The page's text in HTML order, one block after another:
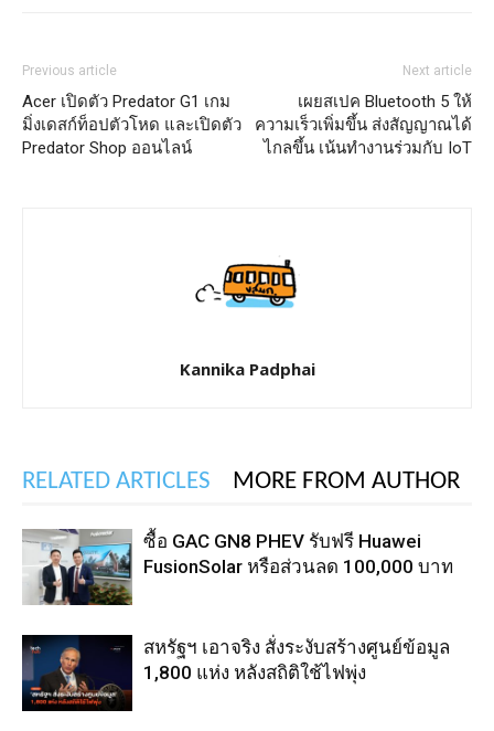
Previous article
Acer เปิดตัว Predator G1 เกม
มิ่งเดสก์ท็อปตัวโหด และเปิดตัว
Predator Shop ออนไลน์
Next article
เผยสเปค Bluetooth 5 ให้
ความเร็วเพิ่มขึ้น ส่งสัญญาณได้
ไกลขึ้น เน้นทำงานร่วมกับ IoT
Kannika Padphai
RELATED ARTICLES MORE FROM AUTHOR
ซื้อ GAC GN8 PHEV รับฟรี Huawei
FusionSolar หรือส่วนลด 100,000 บาท
สหรัฐฯ เอาจริง สั่งระงับสร้างศูนย์ข้อมูล
1,800 แห่ง หลังสถิติใช้ไฟพุ่ง